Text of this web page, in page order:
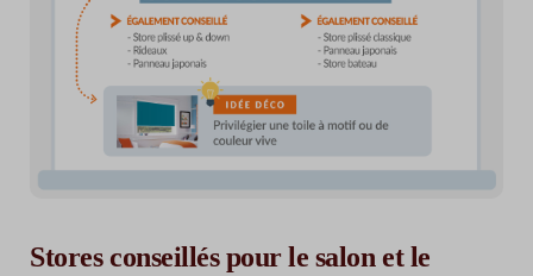
Stores conseillés pour le salon et le